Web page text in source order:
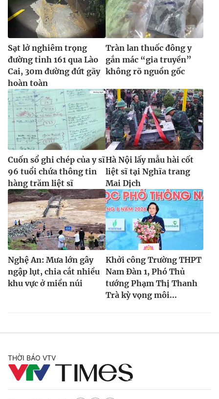
Sạt lở nghiêm trọng
đường tỉnh 161 qua Lào
Cai, 30m đường đứt gãy
hoàn toàn
Tràn lan thuốc đông y
gắn mác “gia truyền”
không rõ nguồn gốc
Cuốn sổ ghi chép của y sĩ
96 tuổi chứa thông tin
hàng trăm liệt sĩ
Hà Nội lấy mẫu hài cốt
liệt sĩ tại Nghĩa trang
Mai Dịch
Nghệ An: Mưa lớn gây
ngập lụt, chia cắt nhiều
khu vực ở miền núi
Khởi công Trường THPT
Nam Đàn 1, Phó Thủ
tướng Phạm Thị Thanh
Trà kỳ vọng môi...
THỜI BÁO VTV